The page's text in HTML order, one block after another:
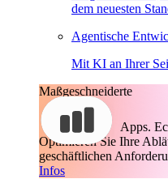
dem neuesten
Agentische
Mit KI an Ihrer
Maßgeschneiderte
Apps.
Optimieren Sie Ihre
geschäftlichen
Infos